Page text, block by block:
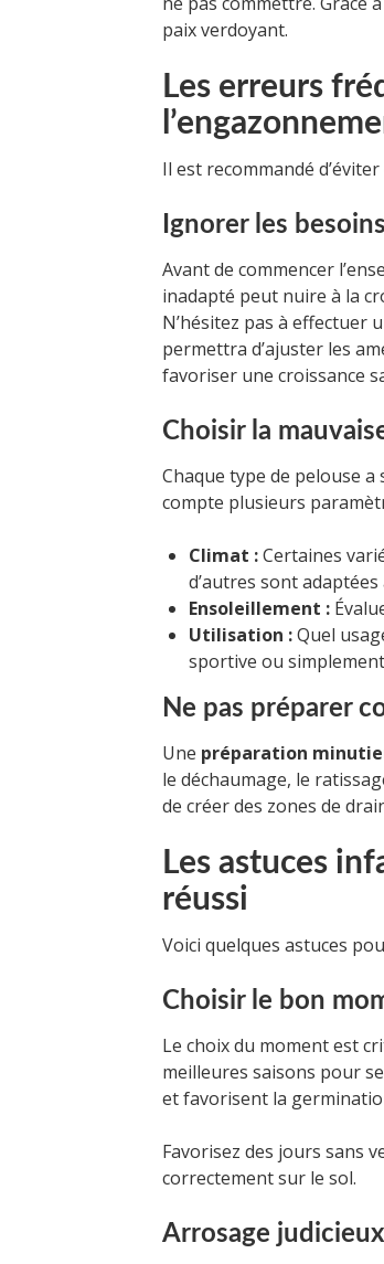
paix verdoyant.
Les erreurs
Il est recommandé
Ignorer les
Avant de commencer
inadapté peut nuire à la
N’hésitez pas à effectuer
permettra d’ajuster les
favoriser une croissance
Choisir la
Chaque type de pelouse a
compte plusieurs
Climat :Certaines
d’autres sont
Ensoleillement :
Utilisation :Quel
sportive ou
Ne pas préparer
Une préparation
le déchaumage, le
de créer des zones de
Les astuces
réussi
Voici quelques astuces
Choisir le bon
Le choix du moment est
meilleures saisons pour
et favorisent la
Favorisez des jours sans
correctement sur le sol.
Arrosage